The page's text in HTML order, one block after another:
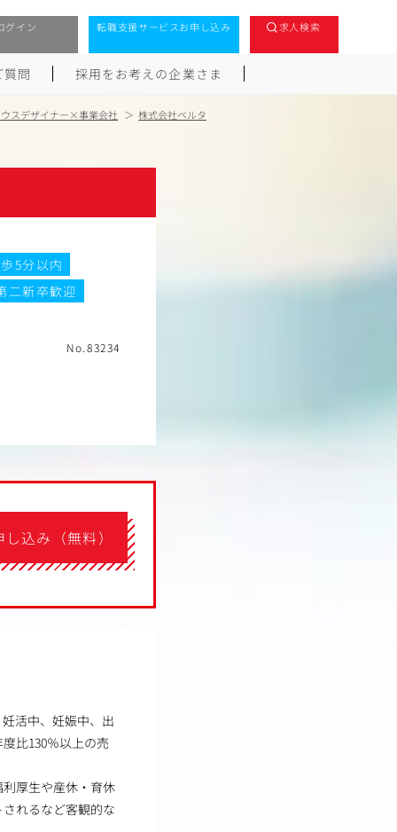
グイン 転職支援サービスお申し込み 求人検索
問 採用をお考えの企業さま
スデザイナー×事業会社 株式会社ベルタ
5分以内
二新卒歓迎
No.83234
込み（無料）
活中、妊娠中、出
比130％以上の売
厚生や産休・育休
れるなど客観的な